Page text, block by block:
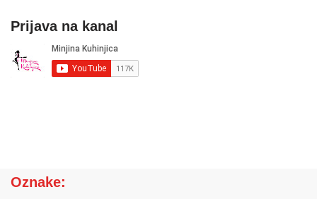
Prijava na kanal
Oznake: